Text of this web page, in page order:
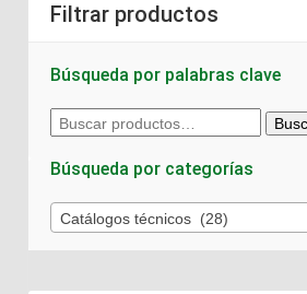
Filtrar productos
Búsqueda por palabras clave
Buscar
por:
Búsqueda por categorías
Catálogos técnicos (28)